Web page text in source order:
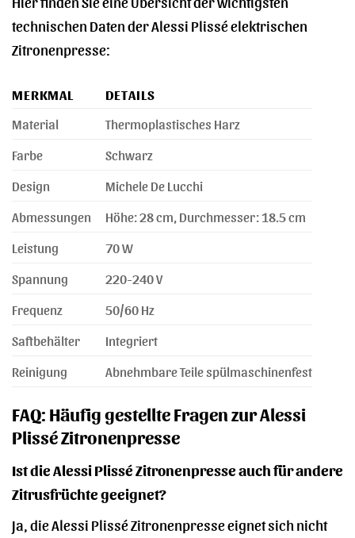
technischen Daten der Alessi Plissé elektrischen
Zitronenpresse:
MERKMAL
DETAILS
Material
Thermoplastisches Harz
Farbe
Schwarz
Design
Michele De Lucchi
Abmessungen
Höhe: 28 cm, Durchmesser: 18.5 cm
Leistung
70 W
Spannung
220-240 V
Frequenz
50/60 Hz
Saftbehälter
Integriert
Reinigung
Abnehmbare Teile spülmaschinenfest
FAQ: Häufig gestellte Fragen zur Alessi
Plissé Zitronenpresse
Ist die Alessi Plissé Zitronenpresse auch für andere
Zitrusfrüchte geeignet?
Ja, die Alessi Plissé Zitronenpresse eignet sich nicht